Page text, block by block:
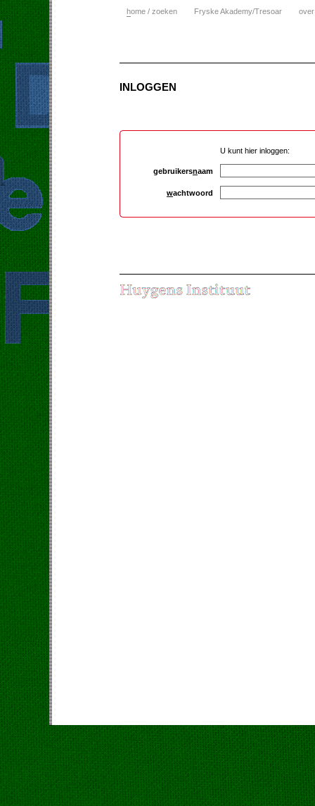
home / zoeken Fryske Akademy/Tresoar
INLOGGEN
U kunt hier inloggen:
gebruikersnaam
wachtwoord